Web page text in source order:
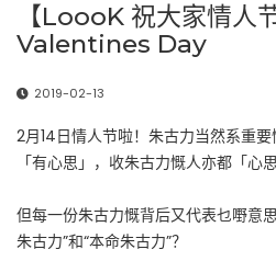
【LoooK 祝大家情人
Valentines Day
2019-02-13
2月14日情人节啦！朱古力当然系重
「有心思」，收朱古力慨人亦都「心思
但每一份朱古力慨背后又代表乜嘢意
朱古力”和“本命朱古力”？